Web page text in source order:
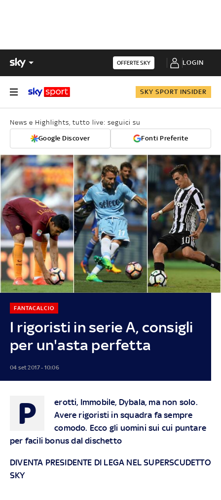
OFFERTE SKY LOGIN
SKY SPORT INSIDER
News e Highlights, tutto live: seguici su
Google Discover Fonti Preferite
I rigoristi in serie A, consigli
per un'asta perfetta
FANTACALCIO
04 set 2017 - 10:06
P
erotti, Immobile, Dybala, ma non solo.
Avere rigoristi in squadra fa sempre
comodo. Ecco gli uomini sui cui puntare
per facili bonus dal dischetto
DIVENTA PRESIDENTE DI LEGA NEL SUPERSCUDETTO
SKY